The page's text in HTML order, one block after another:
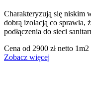
Charakteryzują się niskim
dobrą izolacją co sprawia,
podłączenia do sieci
Cena od 2900 zł netto 1m2
Zobacz więcej